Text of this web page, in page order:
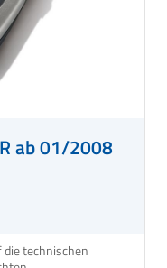
ab 01/2008
die technischen